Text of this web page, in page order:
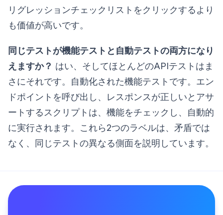
リグレッションチェックリストをクリックするより
も価値が高いです。
同じテストが機能テストと自動テストの両方になり
えますか？ はい、そしてほとんどのAPIテストはま
さにそれです。自動化された機能テストです。エン
ドポイントを呼び出し、レスポンスが正しいとアサ
ートするスクリプトは、機能をチェックし、自動的
に実行されます。これら2つのラベルは、矛盾では
なく、同じテストの異なる側面を説明しています。